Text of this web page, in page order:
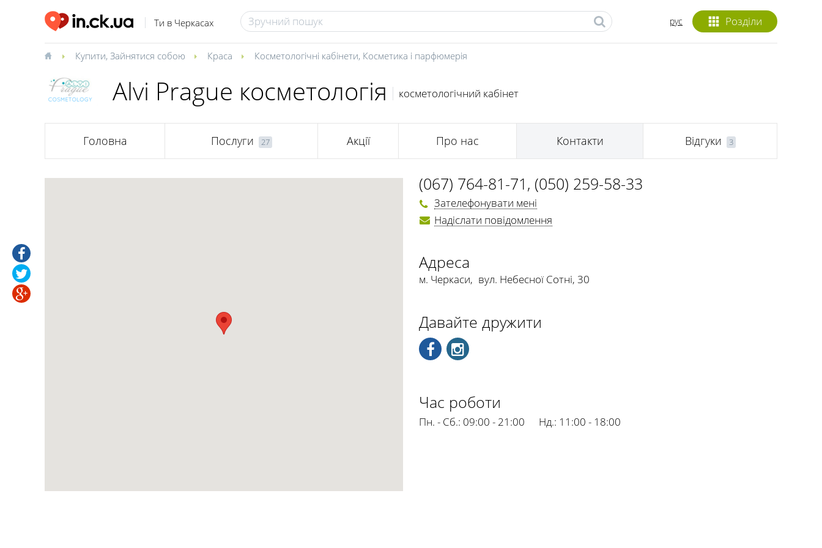
Ти в Черкасах Розділи
рус
Купити, Зайнятися собою Краса Косметологічні кабінети, Косметика і парфюмерія
Alvi Prague косметологія косметологічний кабінет
Головна Послуги 27 Акції Про нас Контакти Відгуки 3
(067) 764-81-71, (050) 259-58-33
Зателефонувати мені
Надіслати повідомлення
Адреса
м. Черкаси, вул. Небесної Сотні, 30
Давайте дружити
Час роботи
Пн. - Сб.: 09:00 - 21:00 Нд.: 11:00 - 18:00